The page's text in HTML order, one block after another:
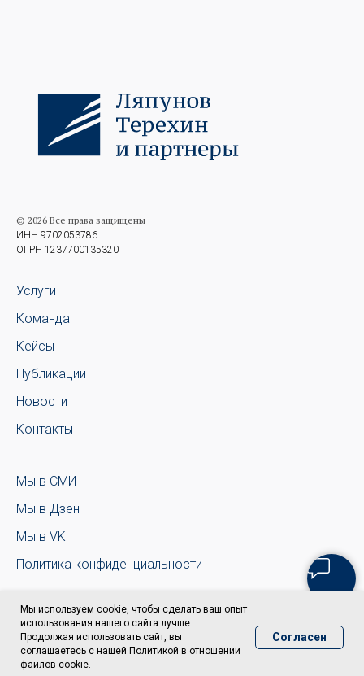
Мы используем cookie, чтобы сделать ваш опыт
использования нашего сайта лучше.
Продолжая использовать сайт, вы
соглашаетесь с нашей Политикой в отношении
файлов cookie.
Согласен
© 2026 Все права защищены
ИНН 9702053786
ОГРН 1237700135320
Услуги
Команда
Кейсы
Публикации
Новости
Контакты
Мы в СМИ
Мы в Дзен
Мы в VK
Политика конфиденциальности